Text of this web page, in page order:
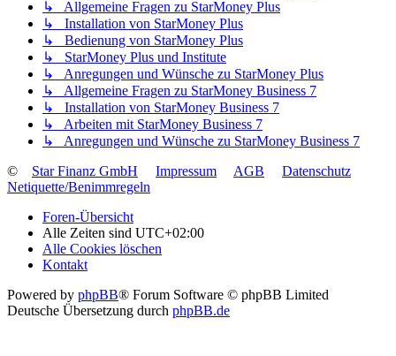
↳ Allgemeine Fragen zu StarMoney Plus
↳ Installation von StarMoney Plus
↳ Bedienung von StarMoney Plus
↳ StarMoney Plus und Institute
↳ Anregungen und Wünsche zu StarMoney Plus
↳ Allgemeine Fragen zu StarMoney Business 7
↳ Installation von StarMoney Business 7
↳ Arbeiten mit StarMoney Business 7
↳ Anregungen und Wünsche zu StarMoney Business 7
©
Star Finanz GmbH Impressum AGB
Datenschutz
Netiquette/Benimmregeln
Foren-Übersicht
Alle Zeiten sind UTC+02:00
Alle Cookies löschen
Kontakt
Powered by phpBB® Forum Software © phpBB Limited
Deutsche Übersetzung durch phpBB.de